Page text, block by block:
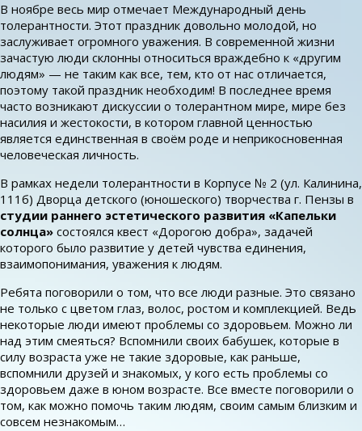
В ноябре весь мир отмечает Международный день
толерантности. Этот праздник довольно молодой, но
заслуживает огромного уважения. В современной жизни
зачастую люди склонны относиться враждебно к «другим
людям» — не таким как все, тем, кто от нас отличается,
поэтому такой праздник необходим! В последнее время
часто возникают дискуссии о толерантном мире, мире без
насилия и жестокости, в котором главной ценностью
является единственная в своём роде и неприкосновенная
человеческая личность.
В рамках недели толерантности в Корпусе № 2 (ул. Калинина,
111б) Дворца детского (юношеского) творчества г. Пензы в
студии раннего эстетического развития «Капельки
солнца» состоялся квест «Дорогою добра», задачей
которого было развитие у детей чувства единения,
взаимопонимания, уважения к людям.
Ребята поговорили о том, что все люди разные. Это связано
не только с цветом глаз, волос, ростом и комплекцией. Ведь
некоторые люди имеют проблемы со здоровьем. Можно ли
над этим смеяться? Вспомнили своих бабушек, которые в
силу возраста уже не такие здоровые, как раньше,
вспомнили друзей и знакомых, у кого есть проблемы со
здоровьем даже в юном возрасте. Все вместе поговорили о
том, как можно помочь таким людям, своим самым близким и
совсем незнакомым…